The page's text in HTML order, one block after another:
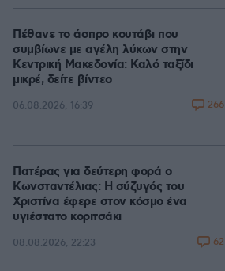
Πέθανε το άσπρο κουτάβι που
συμβίωνε με αγέλη λύκων στην
Κεντρική Μακεδονία: Καλό ταξίδι
μικρέ, δείτε βίντεο
06.08.2026, 16:39 266
Πατέρας για δεύτερη φορά ο
Κωνσταντέλιας: Η σύζυγός του
Χριστίνα έφερε στον κόσμο ένα
υγιέστατο κοριτσάκι
08.08.2026, 22:23 62